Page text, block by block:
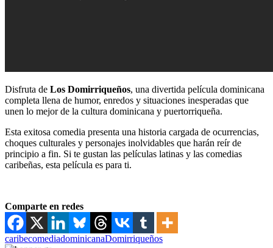
Disfruta de Los Domirriqueños, una divertida película dominicana
completa llena de humor, enredos y situaciones inesperadas que
unen lo mejor de la cultura dominicana y puertorriqueña.
Esta exitosa comedia presenta una historia cargada de ocurrencias,
choques culturales y personajes inolvidables que harán reír de
principio a fin. Si te gustan las películas latinas y las comedias
caribeñas, esta película es para ti.
Comparte en redes
caribecomediadominicanaDomirriqueños